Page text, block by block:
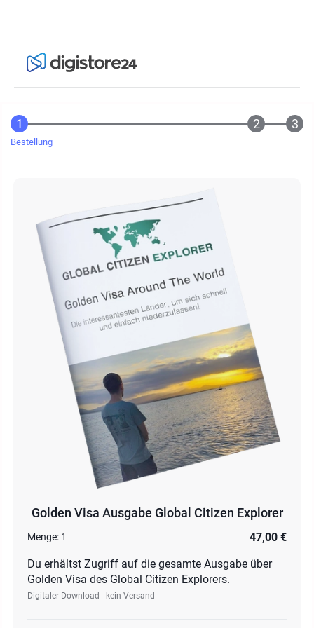
Bestellung
Golden Visa Ausgabe Global Citizen Explorer
Menge: 1
47,00 €
Du erhältst Zugriff auf die gesamte Ausgabe über
Golden Visa des Global Citizen Explorers.
Digitaler Download - kein Versand